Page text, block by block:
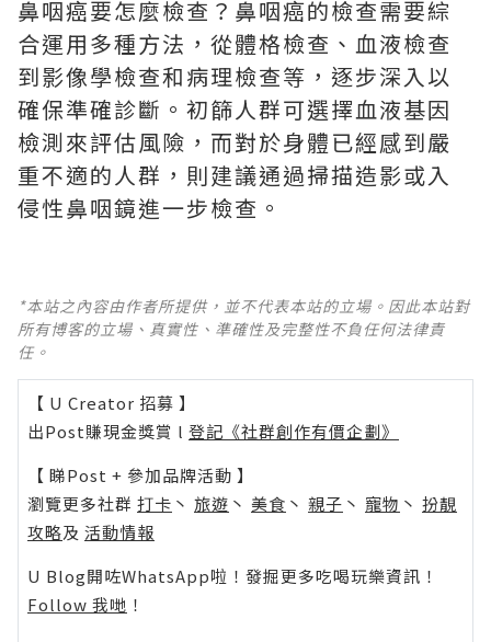
鼻咽癌要怎麼檢查？鼻咽癌的檢查需要綜
合運用多種方法，從體格檢查、血液檢查
到影像學檢查和病理檢查等，逐步深入以
確保準確診斷。初篩人群可選擇血液基因
檢測來評估風險，而對於身體已經感到嚴
重不適的人群，則建議通過掃描造影或入
侵性鼻咽鏡進一步檢查。
*本站之內容由作者所提供，並不代表本站的立場。因此本站對
所有博客的立場、真實性、準確性及完整性不負任何法律責
任。
【 U Creator 招募 】
出Post賺現金獎賞 l 登記《社群創作有價企劃》
【 睇Post + 參加品牌活動 】
瀏覽更多社群 打卡 丶 旅遊 丶 美食 丶 親子 丶 寵物 丶 扮靚
攻略及 活動情報
U Blog開咗WhatsApp啦！發掘更多吃喝玩樂資訊！
Follow 我哋 ！